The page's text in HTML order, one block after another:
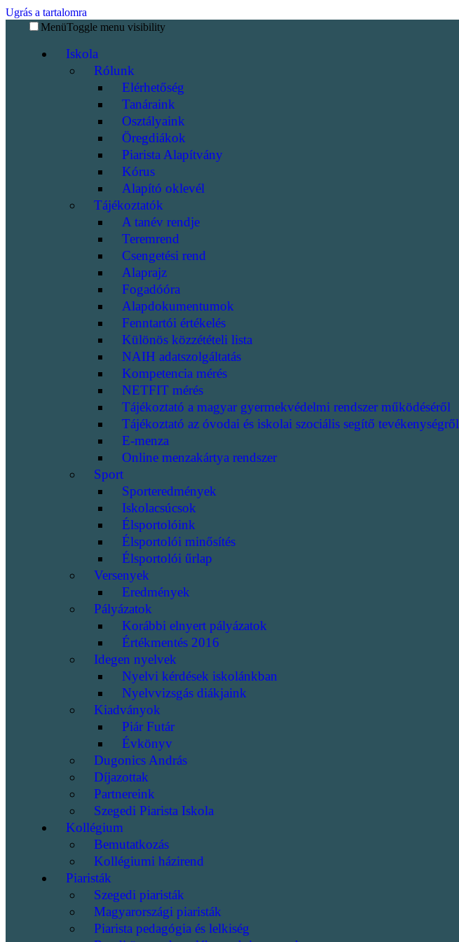
Ugrás a tartalomra
MenüToggle menu visibility
Iskola
Rólunk
Elérhetőség
Tanáraink
Osztályaink
Öregdiákok
Piarista Alapítvány
Kórus
Alapító oklevél
Tájékoztatók
A tanév rendje
Teremrend
Csengetési rend
Alaprajz
Fogadóóra
Alapdokumentumok
Fenntartói értékelés
Különös közzétételi lista
NAIH adatszolgáltatás
Kompetencia mérés
NETFIT mérés
Tájékoztató a magyar gyermekvédelmi rendszer működéséről
Tájékoztató az óvodai és iskolai szociális segítő tevékenységről
E-menza
Online menzakártya rendszer
Sport
Sporteredmények
Iskolacsúcsok
Élsportolóink
Élsportolói minősítés
Élsportolói űrlap
Versenyek
Eredmények
Pályázatok
Korábbi elnyert pályázatok
Értékmentés 2016
Idegen nyelvek
Nyelvi kérdések iskolánkban
Nyelvvizsgás diákjaink
Kiadványok
Piár Futár
Évkönyv
Dugonics András
Díjazottak
Partnereink
Szegedi Piarista Iskola
Kollégium
Bemutatkozás
Kollégiumi házirend
Piaristák
Szegedi piaristák
Magyarországi piaristák
Piarista pedagógia és lelkiség